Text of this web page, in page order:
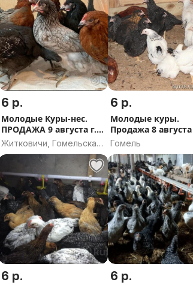
6 р.
Молодые Куры-нес.
ПРОДАЖА 9 августа г.
Житковичи и району
Житковичи, Гомельская
область
6 р.
Молодые куры.
Продажа 8 августа
Гомель.
Гомель
6 р. 6 р.